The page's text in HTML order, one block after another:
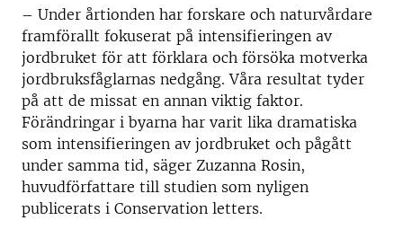
– Under årtionden har forskare och naturvårdare
framförallt fokuserat på intensifieringen av
jordbruket för att förklara och försöka motverka
jordbruksfåglarnas nedgång. Våra resultat tyder
på att de missat en annan viktig faktor.
Förändringar i byarna har varit lika dramatiska
som intensifieringen av jordbruket och pågått
under samma tid, säger Zuzanna Rosin,
huvudförfattare till studien som nyligen
publicerats i Conservation letters.